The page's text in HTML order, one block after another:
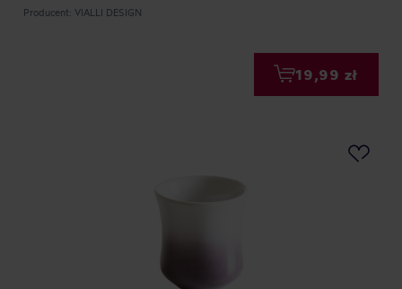
Producent: VIALLI DESIGN
19,99 zł